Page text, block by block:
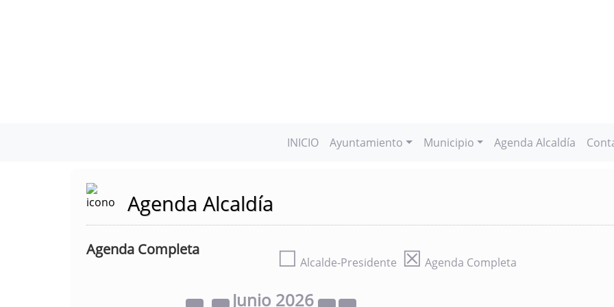
INICIO Ayuntamiento Municipio Agenda Alcaldía
Agenda Alcaldía
Agenda Completa ☐ Alcalde-Presidente ☒ Agenda Completa
Junio 2026